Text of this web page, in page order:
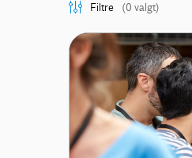
Filtre (0 valgt)